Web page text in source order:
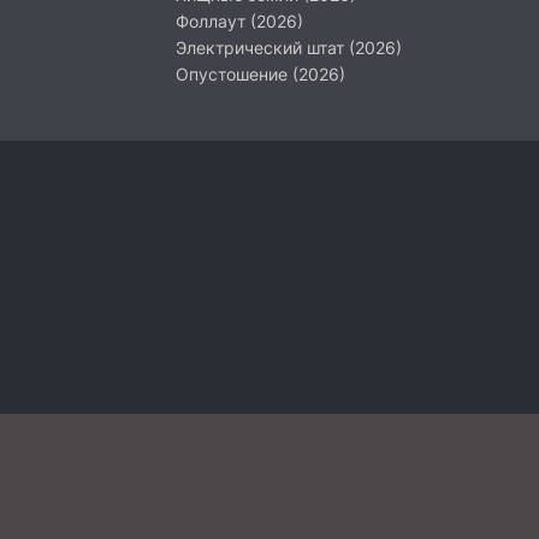
Фоллаут (2026)
Электрический штат (2026)
Опустошение (2026)